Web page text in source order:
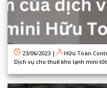
23/06/2023 |
Hữu Toàn
Dịch vụ cho thuê kho lạnh mini